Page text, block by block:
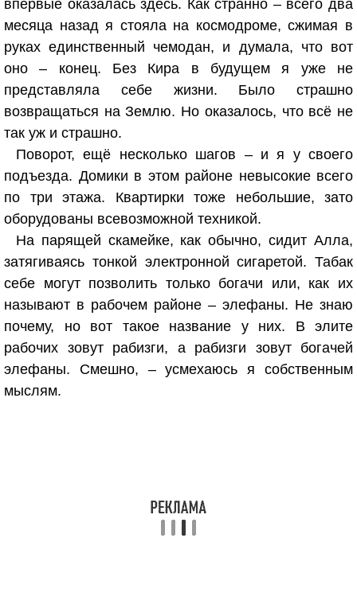
впервые оказалась здесь. Как странно – всего два
месяца назад я стояла на космодроме, сжимая в
руках единственный чемодан, и думала, что вот
оно – конец. Без Кира в будущем я уже не
представляла себе жизни. Было страшно
возвращаться на Землю. Но оказалось, что всё не
так уж и страшно.
Поворот, ещё несколько шагов – и я у своего
подъезда. Домики в этом районе невысокие всего
по три этажа. Квартирки тоже небольшие, зато
оборудованы всевозможной техникой.
На парящей скамейке, как обычно, сидит Алла,
затягиваясь тонкой электронной сигаретой. Табак
себе могут позволить только богачи или, как их
называют в рабочем районе – элефаны. Не знаю
почему, но вот такое название у них. В элите
рабочих зовут рабизги, а рабизги зовут богачей
элефаны. Смешно, – усмехаюсь я собственным
мыслям.